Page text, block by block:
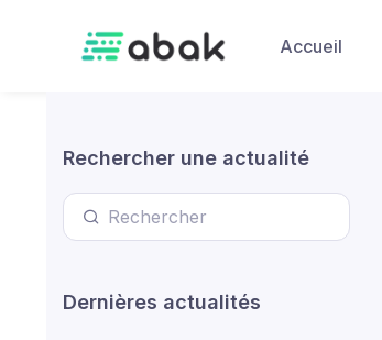
Accueil
Rechercher une actualité
Dernières actualités